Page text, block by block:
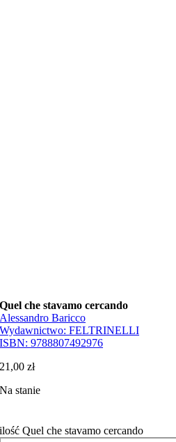
Quel che stavamo cercando
Alessandro Baricco
Wydawnictwo:FELTRINELLI
ISBN:9788807492976
21,00zł
Na stanie
ilość Quel che stavamo cercando